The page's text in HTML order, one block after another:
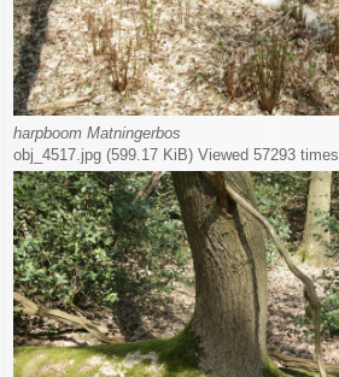
harpboom Matningerbos
obj_4517.jpg (599.17 KiB) Viewed 57293 times